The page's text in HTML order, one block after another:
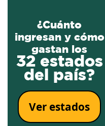
¿Cuánto
ingresan y cómo
gastan los
32 estados
del país?
Ver estados